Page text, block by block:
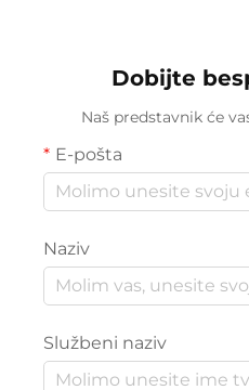
Dobijte
Naš predstavnik će
E-pošta
Naziv
Službeni naziv